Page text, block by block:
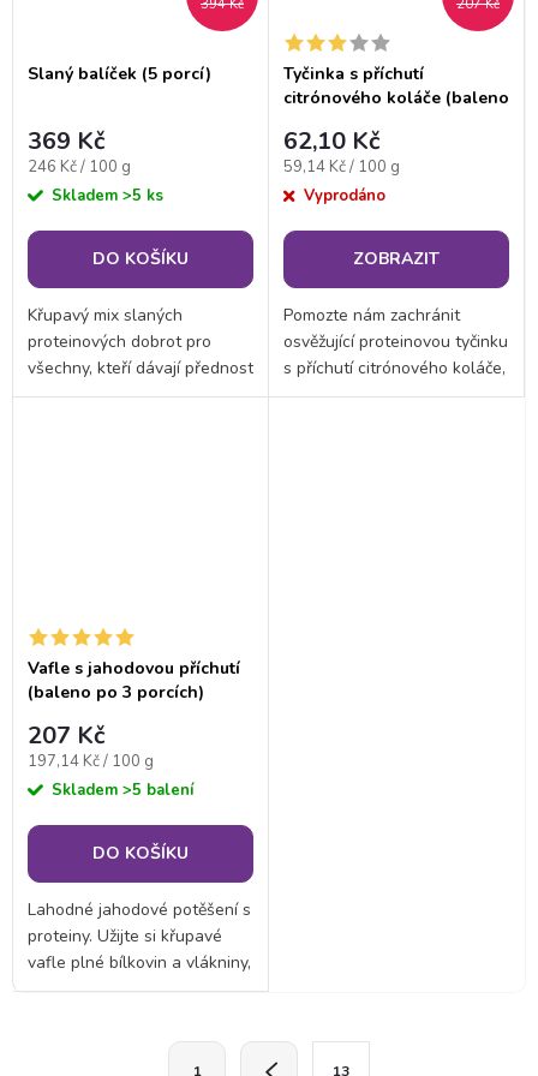
394 Kč
Slaný balíček (5 porcí)
369 Kč
Měrná
cena:
246 Kč / 100 g
Skladem >5 ks
DO KOŠÍKU
Křupavý mix slaných
proteinových dobrot pro
všechny, kteří dávají přednost
slanému před sladkým. Tento
207 Kč
Tyčinka s příchutí
citrónového koláče (baleno
20/04/2026
62,10 Kč
Měrná
cena:
59,14 Kč / 100 g
Vyprodáno
ZOBRAZIT
Pomozte nám zachránit
osvěžující proteinovou tyčinku
s příchutí citrónového koláče,
která prošla datem minimální
Vafle s jahodovou příchutí
(baleno po 3 porcích)
207 Kč
Měrná
cena:
197,14 Kč / 100 g
Skladem >5 balení
DO KOŠÍKU
Lahodné jahodové potěšení s
proteiny. Užijte si křupavé
vafle plné bílkovin a vlákniny,
které jsou bez přidaných
rychlé občerstvení nebo po...
1 13